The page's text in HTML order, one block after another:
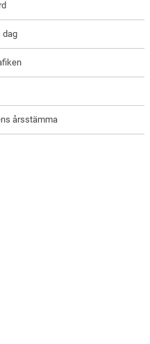
dag
årsstämma